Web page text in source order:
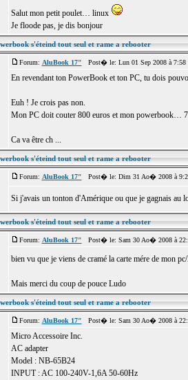
Salut mon petit poulet… linux
Je floode pas, je dis bonjour
s'éteind tout seul et rame a rebooter
Forum: AluBook 17" Post� le: Lun 01 Sep 2008 à
En revendant ton PowerBook et ton PC, tu dois
Euh ! Je crois pas non.
Mon PC doit couter 800 euros et mon powerbook…
Ca va être ch ...
s'éteind tout seul et rame a rebooter
Forum: AluBook 17" Post� le: Dim 31 Ao� 2008 à
Si j'avais un tonton d'Amérique ou que je gagnais
s'éteind tout seul et rame a rebooter
Forum: AluBook 17" Post� le: Sam 30 Ao� 2008 à
bien vu que je viens de cramé la carte mére de mon
Mais merci du coup de pouce Ludo
s'éteind tout seul et rame a rebooter
Forum: AluBook 17" Post� le: Sam 30 Ao� 2008 à
Micro Accessoire Inc.
AC adapter
Model : NB-65B24
INPUT : AC 100-240V-1,6A 50-60Hz